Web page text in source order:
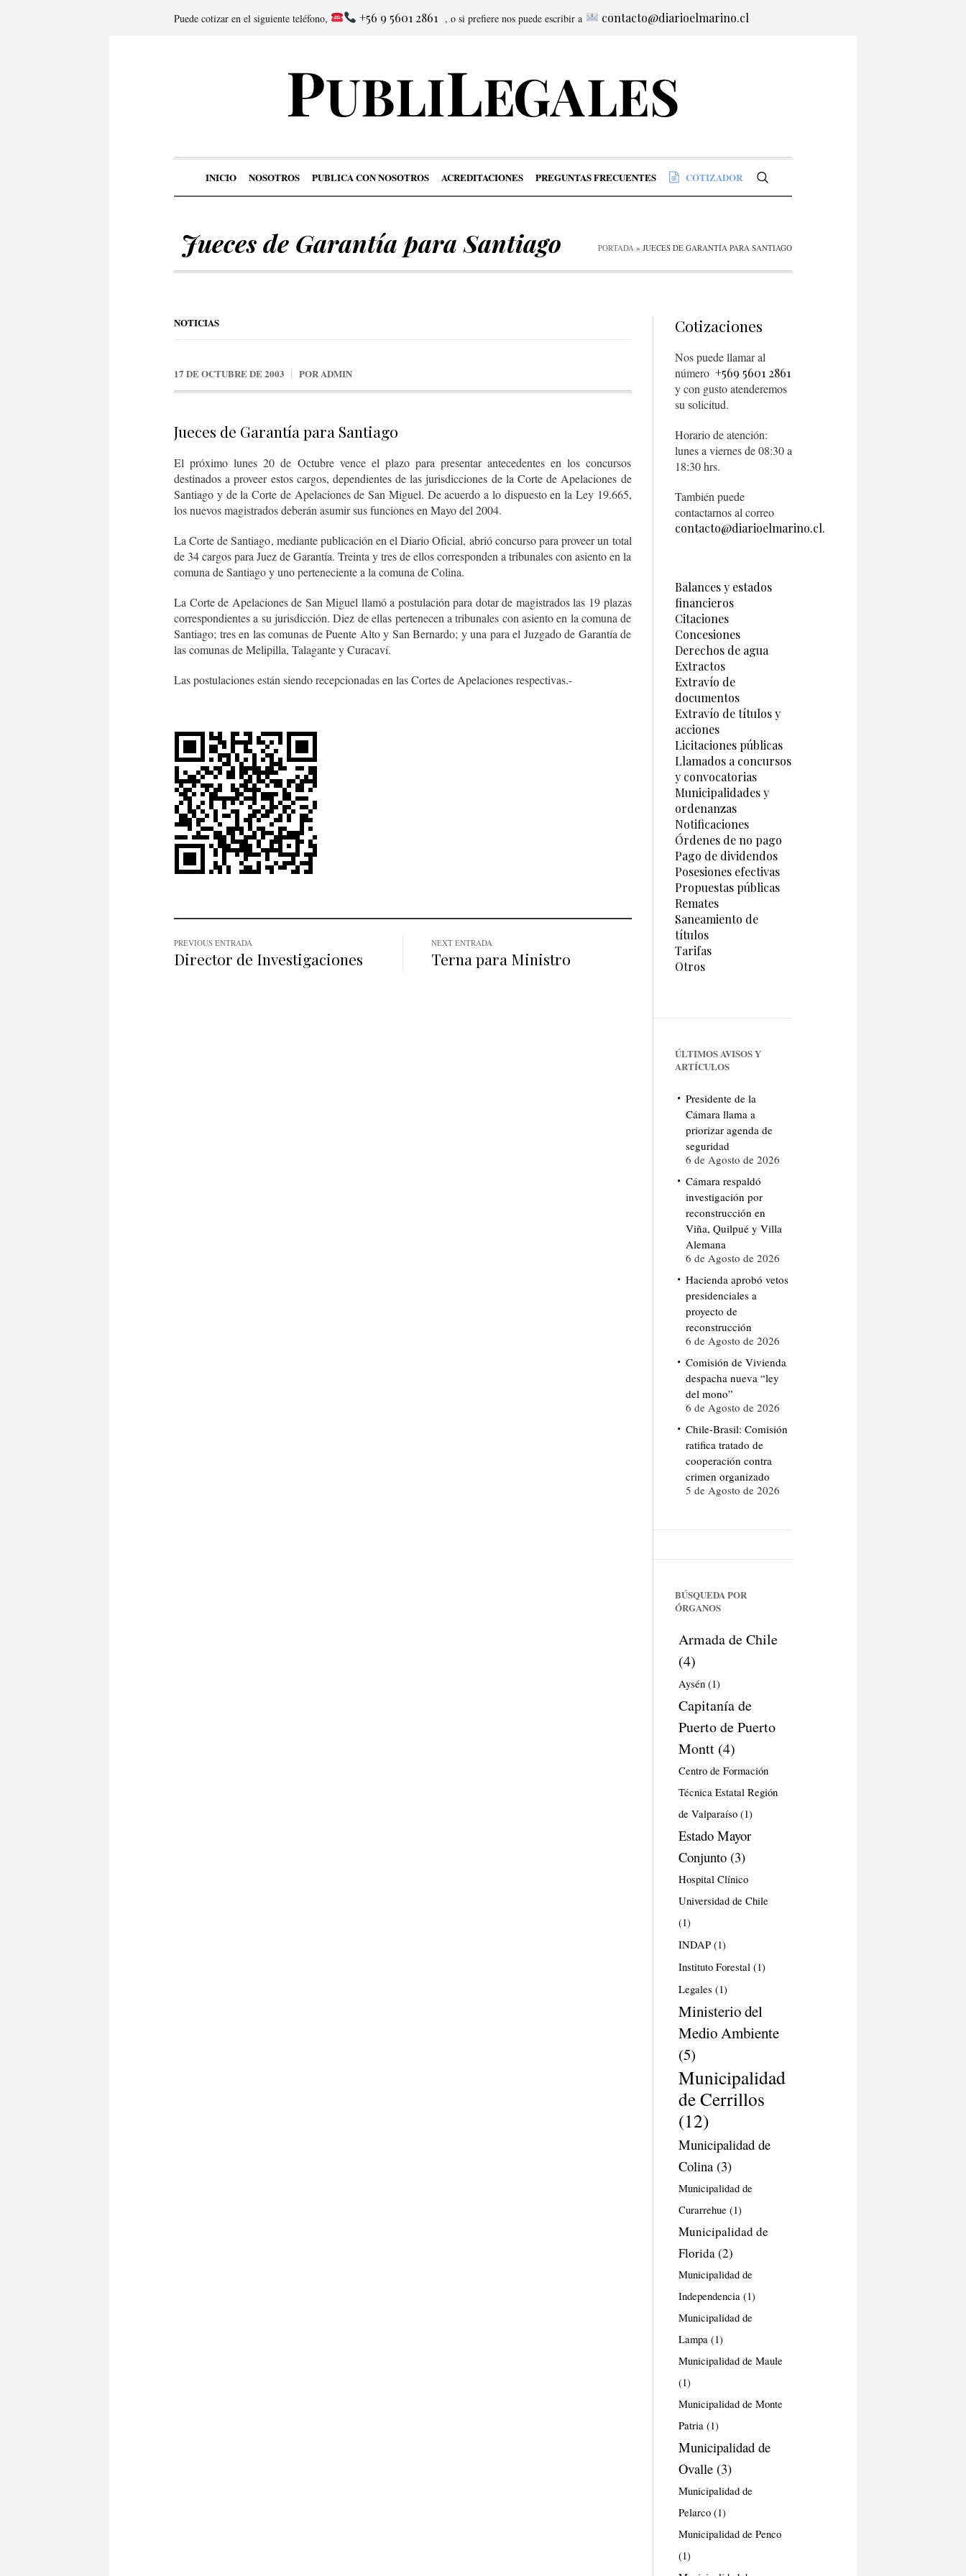
Puede cotizar en el siguiente teléfono, +56 9 5601 2861 , o si prefiere nos puede escribir a contacto@diarioelmarino.cl
INICIO NOSOTROS PUBLICA CON NOSOTROS ACREDITACIONES PREGUNTAS FRECUENTES COTIZADOR
Jueces de Garantía para Santiago PORTADA » JUECES DE GARANTÍA PARA SANTIAGO
NOTICIAS
17 DE OCTUBRE DE 2003 PORADMIN
Jueces de Garantía para Santiago
El próximo lunes 20 de Octubre vence el plazo para presentar antecedentes en los concursos
destinados a proveer estos cargos, dependientes de las jurisdicciones de la Corte de Apelaciones de
Santiago y de la Corte de Apelaciones de San Miguel. De acuerdo a lo dispuesto en la Ley 19.665,
los nuevos magistrados deberán asumir sus funciones en Mayo del 2004.
La Corte de Santiago, mediante publicación en el Diario Oficial, abrió concurso para proveer un total
de 34 cargos para Juez de Garantía. Treinta y tres de ellos corresponden a tribunales con asiento en la
comuna de Santiago y uno perteneciente a la comuna de Colina.
La Corte de Apelaciones de San Miguel llamó a postulación para dotar de magistrados las 19 plazas
correspondientes a su jurisdicción. Diez de ellas pertenecen a tribunales con asiento en la comuna de
Santiago; tres en las comunas de Puente Alto y San Bernardo; y una para el Juzgado de Garantía de
las comunas de Melipilla, Talagante y Curacaví.
Las postulaciones están siendo recepcionadas en las Cortes de Apelaciones respectivas.-
PREVIOUS ENTRADA
Director de Investigaciones
NEXT ENTRADA
Terna para Ministro
Cotizaciones
Nos puede llamar al
número +569 5601 2861
y con gusto atenderemos
su solicitud.
Horario de atención:
lunes a viernes de 08:30 a
18:30 hrs.
También puede
contactarnos al correo
contacto@diarioelmarino.cl.
Balances y estados
financieros
Citaciones
Concesiones
Derechos de agua
Extractos
Extravío de
documentos
Extravío de títulos y
acciones
Licitaciones públicas
Llamados a concursos
y convocatorias
Municipalidades y
ordenanzas
Notificaciones
Órdenes de no pago
Pago de dividendos
Posesiones efectivas
Propuestas públicas
Remates
Saneamiento de
títulos
Tarifas
Otros
ÚLTIMOS AVISOS Y
ARTÍCULOS
Presidente de la
Cámara llama a
priorizar agenda de
seguridad
6 de Agosto de 2026
Cámara respaldó
investigación por
reconstrucción en
Viña, Quilpué y Villa
Alemana
6 de Agosto de 2026
Hacienda aprobó vetos
presidenciales a
proyecto de
reconstrucción
6 de Agosto de 2026
Comisión de Vivienda
despacha nueva “ley
del mono”
6 de Agosto de 2026
Chile-Brasil: Comisión
ratifica tratado de
cooperación contra
crimen organizado
5 de Agosto de 2026
BÚSQUEDA POR
ÓRGANOS
Armada de Chile
(4)
Aysén(1)
Capitanía de
Puerto de Puerto
Montt(4)
Centro de Formación
Técnica Estatal Región
de Valparaíso(1)
Estado Mayor
Conjunto(3)
Hospital Clínico
Universidad de Chile
(1)
INDAP(1)
Instituto Forestal(1)
Legales (1)
Ministerio del
Medio Ambiente
(5)
Municipalidad
de Cerrillos
(12)
Municipalidad de
Colina(3)
Municipalidad de
Curarrehue (1)
Municipalidad de
Florida(2)
Municipalidad de
Independencia(1)
Municipalidad de
Lampa(1)
Municipalidad de Maule
(1)
Municipalidad de Monte
Patria(1)
Municipalidad de
Ovalle(3)
Municipalidad de
Pelarco(1)
Municipalidad de Penco
(1)